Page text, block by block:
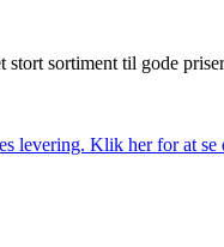
stort sortiment til gode
levering. Klik her for at se